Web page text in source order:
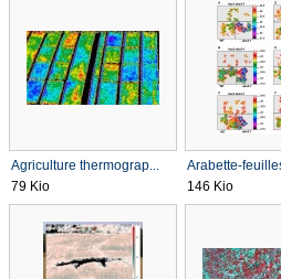
Agriculture thermograp...
79 Kio
Arabette-
146 Kio